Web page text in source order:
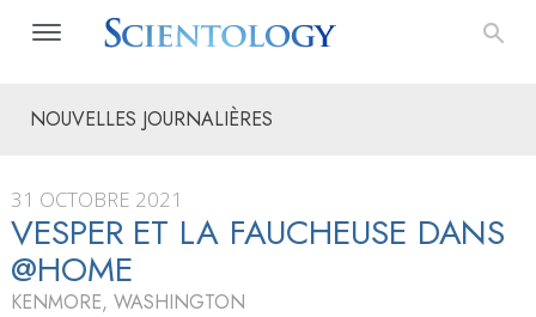
NOUVELLES JOURNALIÈRES
31 OCTOBRE 2021
VESPER ET LA FAUCHEUSE DANS
@HOME
KENMORE, WASHINGTON